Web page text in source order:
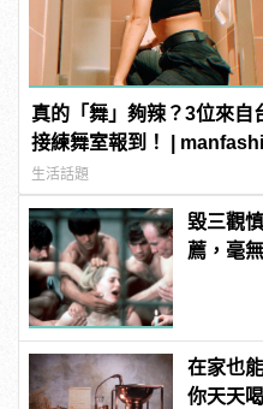
真的「舞」夠辣？3位來自
接練舞室報到！ |
生活話題
毀三觀
薦，毫
在家也
你天天